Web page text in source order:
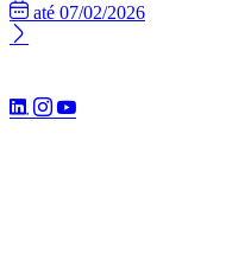
até 07/02/2026